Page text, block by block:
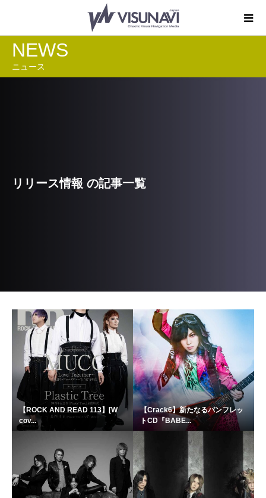
NEWS
ニュース
リリース情報 の記事一覧
【ROCK AND READ 113】[W
cov...
【Crack6】新たなるパンフレッ
トCD『BABE...